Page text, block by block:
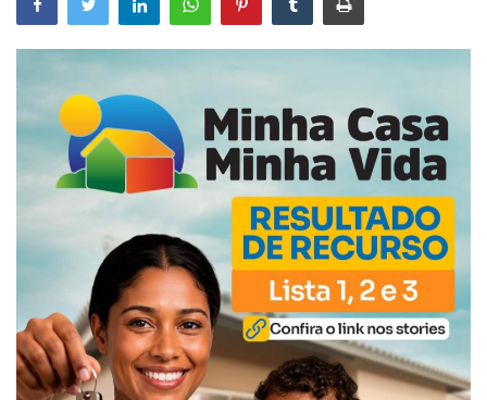
Mural de Licitações
Vídeos
Webmail
Contato